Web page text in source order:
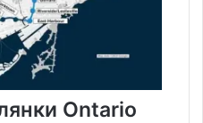
Ontario